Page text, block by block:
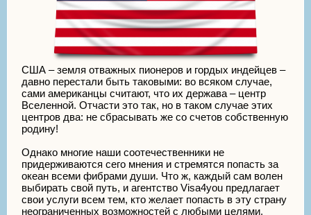
США – земля отважных пионеров и гордых индейцев –
давно перестали быть таковыми: во всяком случае,
сами американцы считают, что их держава – центр
Вселенной. Отчасти это так, но в таком случае этих
центров два: не сбрасывать же со счетов собственную
родину!
Однако многие наши соотечественники не
придерживаются сего мнения и стремятся попасть за
океан всеми фибрами души. Что ж, каждый сам волен
выбирать свой путь, и агентство Visa4you предлагает
свои услуги всем тем, кто желает попасть в эту страну
неограниченных возможностей с любыми целями.